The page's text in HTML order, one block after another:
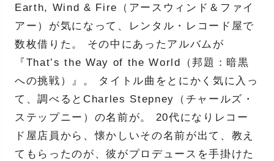
Earth, Wind & Fire（アースウィンド＆ファイ
アー）が気になって、レンタル・レコード屋で
数枚借りた。 その中にあったアルバムが
『That’s the Way of the World（邦題：暗黒
への挑戦）』。 タイトル曲をとにかく気に入っ
て、調べるとCharles Stepney（チャールズ・
ステップニー）の名前が。 20代になりレコー
ド屋店員から、懐かしいその名前が出て、教え
てもらったのが、彼がプロデュースを手掛けた